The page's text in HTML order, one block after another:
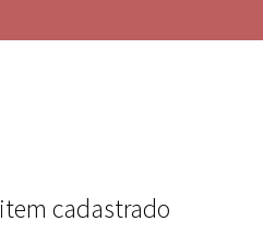
cadastrado